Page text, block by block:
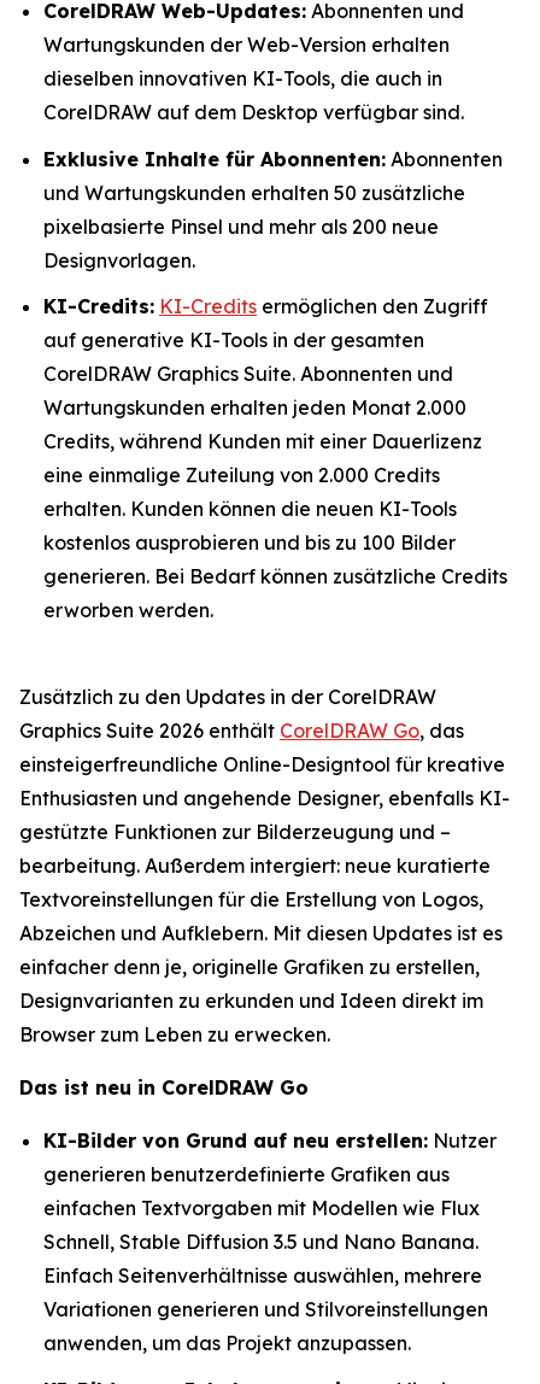
CorelDRAW Web-Updates: Abonnenten und
Wartungskunden der Web-Version erhalten
dieselben innovativen KI-Tools, die auch in
CorelDRAW auf dem Desktop verfügbar sind.
Exklusive Inhalte für Abonnenten: Abonnenten
und Wartungskunden erhalten 50 zusätzliche
pixelbasierte Pinsel und mehr als 200 neue
Designvorlagen.
KI-Credits: KI-Credits ermöglichen den Zugriff
auf generative KI-Tools in der gesamten
CorelDRAW Graphics Suite. Abonnenten und
Wartungskunden erhalten jeden Monat 2.000
Credits, während Kunden mit einer Dauerlizenz
eine einmalige Zuteilung von 2.000 Credits
erhalten. Kunden können die neuen KI-Tools
kostenlos ausprobieren und bis zu 100 Bilder
generieren. Bei Bedarf können zusätzliche Credits
erworben werden.
Zusätzlich zu den Updates in der CorelDRAW
Graphics Suite 2026 enthält CorelDRAW Go, das
einsteigerfreundliche Online-Designtool für kreative
Enthusiasten und angehende Designer, ebenfalls KI-
gestützte Funktionen zur Bilderzeugung und –
bearbeitung. Außerdem intergiert: neue kuratierte
Textvoreinstellungen für die Erstellung von Logos,
Abzeichen und Aufklebern. Mit diesen Updates ist es
einfacher denn je, originelle Grafiken zu erstellen,
Designvarianten zu erkunden und Ideen direkt im
Browser zum Leben zu erwecken.
Das ist neu in CorelDRAW Go
KI-Bilder von Grund auf neu erstellen: Nutzer
generieren benutzerdefinierte Grafiken aus
einfachen Textvorgaben mit Modellen wie Flux
Schnell, Stable Diffusion 3.5 und Nano Banana.
Einfach Seitenverhältnisse auswählen, mehrere
Variationen generieren und Stilvoreinstellungen
anwenden, um das Projekt anzupassen.